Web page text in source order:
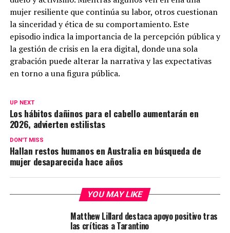
mujer resiliente que continúa su labor, otros cuestionan
la sinceridad y ética de su comportamiento. Este
episodio indica la importancia de la percepción pública y
la gestión de crisis en la era digital, donde una sola
grabación puede alterar la narrativa y las expectativas
en torno a una figura pública.
UP NEXT
Los hábitos dañinos para el cabello aumentarán en
2026, advierten estilistas
DON'T MISS
Hallan restos humanos en Australia en búsqueda de
mujer desaparecida hace años
YOU MAY LIKE
Matthew Lillard destaca apoyo positivo tras
las críticas a Tarantino